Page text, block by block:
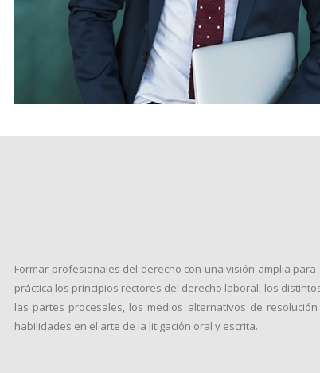
Formar profesionales del derecho con una visión amplia
práctica los principios rectores del derecho laboral, los
las partes procesales, los medios alternativos de
habilidades en el arte de la litigación oral y escrita.